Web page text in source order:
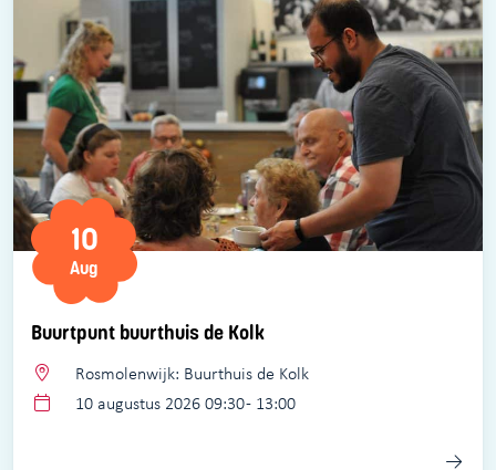
Buurtpunt buurthuis de Kolk
10
Aug
Rosmolenwijk: Buurthuis de Kolk
10 augustus 2026 09:30 - 13:00